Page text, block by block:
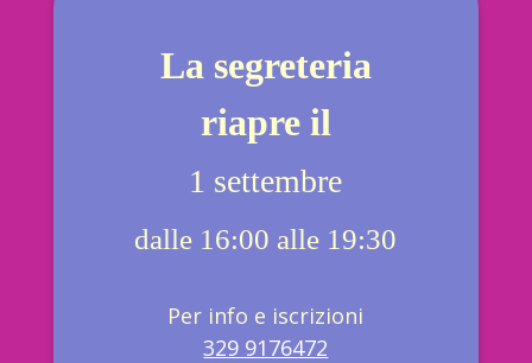
La segreteria
riapre il
1 settembre
dalle 16:00 alle 19:30
Per info e iscrizioni
329 9176472